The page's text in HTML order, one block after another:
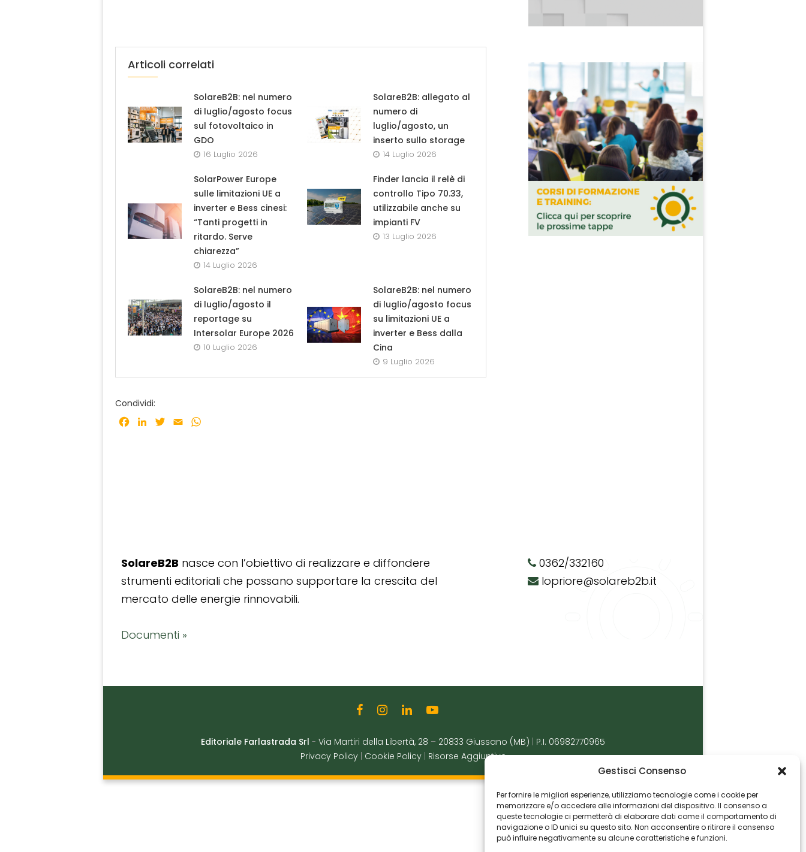
Gestisci Consenso
Per fornire le migliori esperienze, utilizziamo tecnologie come i cookie per
memorizzare e/o accedere alle informazioni del dispositivo. Il consenso a
queste tecnologie ci permetterà di elaborare dati come il comportamento di
navigazione o ID unici su questo sito. Non acconsentire o ritirare il consenso
può influire negativamente su alcune caratteristiche e funzioni.
Articoli correlati
SolareB2B: nel numero
di luglio/agosto focus
sul fotovoltaico in
GDO
16 Luglio 2026
SolareB2B: allegato al
numero di
luglio/agosto, un
inserto sullo storage
14 Luglio 2026
SolarPower Europe
sulle limitazioni UE a
inverter e Bess cinesi:
“Tanti progetti in
ritardo. Serve
chiarezza”
14 Luglio 2026
Finder lancia il relè di
controllo Tipo 70.33,
utilizzabile anche su
impianti FV
13 Luglio 2026
SolareB2B: nel numero
di luglio/agosto il
reportage su
Intersolar Europe 2026
10 Luglio 2026
SolareB2B: nel numero
di luglio/agosto focus
su limitazioni UE a
inverter e Bess dalla
Cina
9 Luglio 2026
Condividi:
Facebook
LinkedInTwitter
Email
SolareB2B nasce con l’obiettivo di realizzare e diffondere
strumenti editoriali che possano supportare la crescita del
mercato delle energie rinnovabili.
Documenti »
0362/332160
lopriore@solareb2b.it
Editoriale Farlastrada Srl - Via Martiri della Libertà, 28 – 20833 Giussano (MB)
P.I. 06982770965
Privacy Policy
Cookie Policy Risorse Aggiuntive